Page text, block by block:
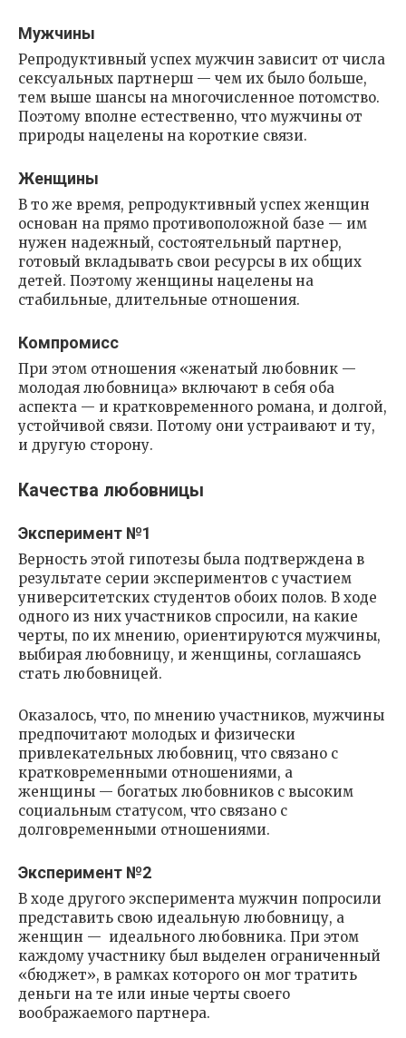
Мужчины
Репродуктивный успех мужчин зависит от числа
сексуальных партнерш — чем их было больше,
тем выше шансы на многочисленное потомство.
Поэтому вполне естественно, что мужчины от
природы нацелены на короткие связи.
Женщины
В то же время, репродуктивный успех женщин
основан на прямо противоположной базе — им
нужен надежный, состоятельный партнер,
готовый вкладывать свои ресурсы в их общих
детей. Поэтому женщины нацелены на
стабильные, длительные отношения.
Компромисс
При этом отношения «женатый любовник —
молодая любовница» включают в себя оба
аспекта — и кратковременного романа, и долгой,
устойчивой связи. Потому они устраивают и ту,
и другую сторону.
Качества любовницы
Эксперимент №1
Верность этой гипотезы была подтверждена в
результате серии экспериментов с участием
университетских студентов обоих полов. В ходе
одного из них участников спросили, на какие
черты, по их мнению, ориентируются мужчины,
выбирая любовницу, и женщины, соглашаясь
стать любовницей.
Оказалось, что, по мнению участников, мужчины
предпочитают молодых и физически
привлекательных любовниц, что связано с
кратковременными отношениями, а
женщины — богатых любовников с высоким
социальным статусом, что связано с
долговременными отношениями.
Эксперимент №2
В ходе другого эксперимента мужчин попросили
представить свою идеальную любовницу, а
женщин — идеального любовника. При этом
каждому участнику был выделен ограниченный
«бюджет», в рамках которого он мог тратить
деньги на те или иные черты своего
воображаемого партнера.